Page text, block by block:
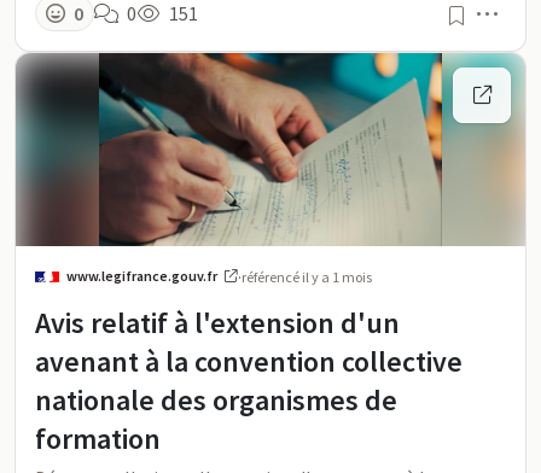
0 0 151
www.legifrance.gouv.fr ·référencé il y a 1 mois
Avis relatif à l'extension d'un
avenant à la convention collective
nationale des organismes de
formation